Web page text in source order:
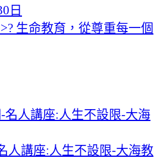
日
生命教育，從尊重每一個
人講座:人生不設限-大海教